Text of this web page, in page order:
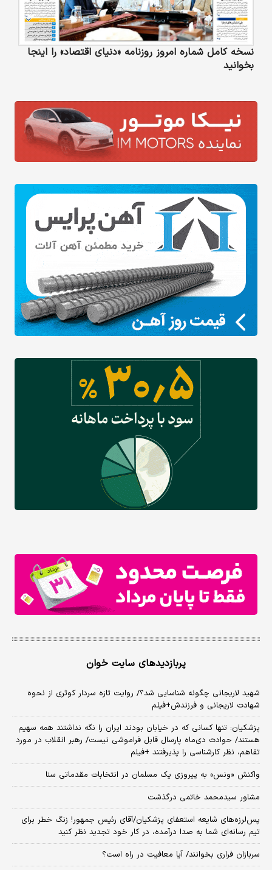
نسخه کامل شماره امروز روزنامه «دنیای‌ اقتصاد» را اینجا
بخوانید
پربازدیدهای سایت خوان
شهید لاریجانی چگونه شناسایی شد؟/ روایت تازه سردار کوثری از نحوه
شهادت لاریجانی و فرزندش+فیلم
پزشکیان: تنها کسانی که در خیابان بودند ایران را نگه نداشتند همه سهیم
هستند/ حوادث دی‌ماه پارسال قابل فراموشی نیست/ رهبر انقلاب در مورد
تفاهم، نظر کارشناسی را پذیرفتند +فیلم
واکنش «ونس» به پیروزی یک مسلمان در انتخابات مقدماتی سنا
مشاور سیدمحمد خاتمی درگذشت
پس‌لرزه‌های شایعه استعفای پزشکیان/آقای رئیس جمهور! زنگ خطر برای
تیم رسانه‌ای شما به صدا درآمده، در کار خود تجدید نظر کنید
سربازان فراری بخوانند/ آیا معافیت در راه است؟